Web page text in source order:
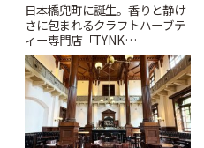
日本橋兜町に誕生。香りと静け
さに包まれるクラフトハーブテ
ィー専門店「TYNK
Kabutocho」 | ことりっぷ